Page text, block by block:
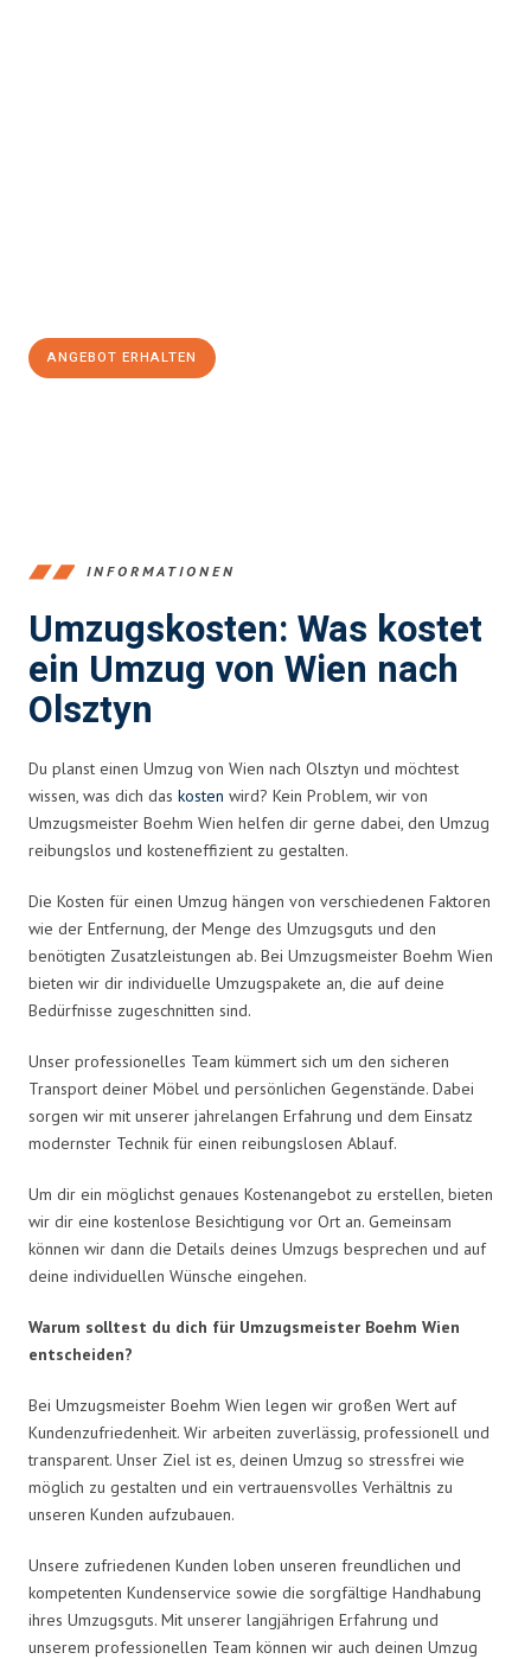
ANGEBOT ERHALTEN
INFORMATIONEN
Umzugskosten: Was kostet
ein Umzug von Wien nach
Olsztyn
Du planst einen Umzug von Wien nach Olsztyn und möchtest
wissen, was dich das kosten wird? Kein Problem, wir von
Umzugsmeister Boehm Wien helfen dir gerne dabei, den Umzug
reibungslos und kosteneffizient zu gestalten.
Die Kosten für einen Umzug hängen von verschiedenen Faktoren
wie der Entfernung, der Menge des Umzugsguts und den
benötigten Zusatzleistungen ab. Bei Umzugsmeister Boehm Wien
bieten wir dir individuelle Umzugspakete an, die auf deine
Bedürfnisse zugeschnitten sind.
Unser professionelles Team kümmert sich um den sicheren
Transport deiner Möbel und persönlichen Gegenstände. Dabei
sorgen wir mit unserer jahrelangen Erfahrung und dem Einsatz
modernster Technik für einen reibungslosen Ablauf.
Um dir ein möglichst genaues Kostenangebot zu erstellen, bieten
wir dir eine kostenlose Besichtigung vor Ort an. Gemeinsam
können wir dann die Details deines Umzugs besprechen und auf
deine individuellen Wünsche eingehen.
Warum solltest du dich für Umzugsmeister Boehm Wien
entscheiden?
Bei Umzugsmeister Boehm Wien legen wir großen Wert auf
Kundenzufriedenheit. Wir arbeiten zuverlässig, professionell und
transparent. Unser Ziel ist es, deinen Umzug so stressfrei wie
möglich zu gestalten und ein vertrauensvolles Verhältnis zu
unseren Kunden aufzubauen.
Unsere zufriedenen Kunden loben unseren freundlichen und
kompetenten Kundenservice sowie die sorgfältige Handhabung
ihres Umzugsguts. Mit unserer langjährigen Erfahrung und
unserem professionellen Team können wir auch deinen Umzug